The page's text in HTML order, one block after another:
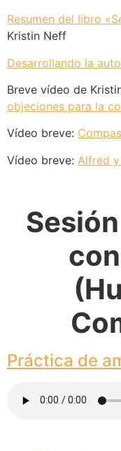
Resumen del libro
Kristin Neff
Desarrollando la
Breve vídeo de
objeciones para la
Vídeo breve:
Vídeo breve: Alfred
Sesión
Práctica de